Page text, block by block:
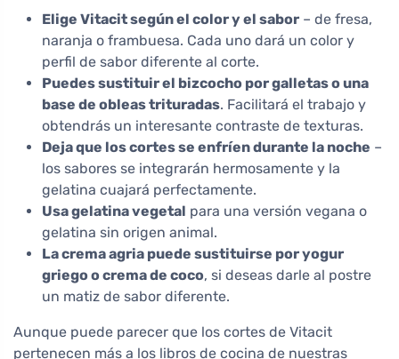
Elige Vitacit según el color y el sabor – de fresa,
naranja o frambuesa. Cada uno dará un color y
perfil de sabor diferente al corte.
Puedes sustituir el bizcocho por galletas o una
base de obleas trituradas. Facilitará el trabajo y
obtendrás un interesante contraste de texturas.
Deja que los cortes se enfríen durante la noche –
los sabores se integrarán hermosamente y la
gelatina cuajará perfectamente.
Usa gelatina vegetal para una versión vegana o
gelatina sin origen animal.
La crema agria puede sustituirse por yogur
griego o crema de coco, si deseas darle al postre
un matiz de sabor diferente.
Aunque puede parecer que los cortes de Vitacit
pertenecen más a los libros de cocina de nuestras